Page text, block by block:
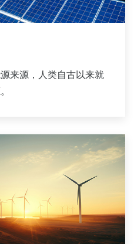
来源，人类自古以来就